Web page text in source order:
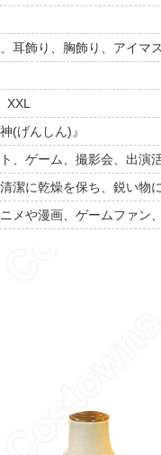
耳飾り、胸飾り、アイマ
XXL
(げんしん)』
、ゲーム、撮影会、出演
潔に乾燥を保ち、鋭い物
メや漫画、ゲームファン